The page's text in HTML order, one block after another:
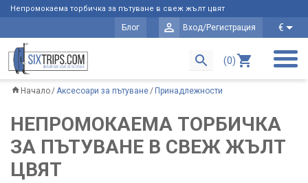
Непромокаема торбичка за пътуване в свеж жълт цвят
Блог Вход/Регистрация €
(0)
Начало Аксесоари за пътуване Принадлежности
НЕПРОМОКАЕМА ТОРБИЧКА
ЗА ПЪТУВАНЕ В СВЕЖ ЖЪЛТ
ЦВЯТ